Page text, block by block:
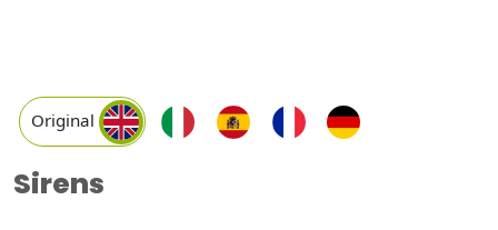
Original
Sirens